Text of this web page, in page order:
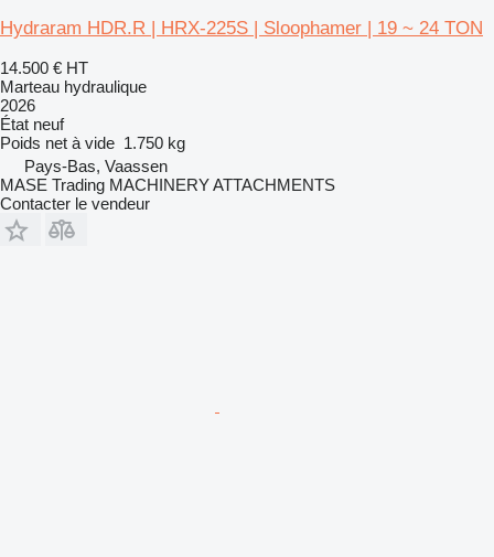
Hydraram HDR.R | HRX-225S | Sloophamer | 19 ~ 24 TON
14.500 € HT
Marteau hydraulique
2026
État neuf
Poids net à vide 1.750 kg
Pays-Bas, Vaassen
MASE Trading MACHINERY ATTACHMENTS
Contacter le vendeur